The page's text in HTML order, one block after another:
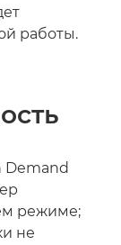
работы.
Demand
режиме;
не